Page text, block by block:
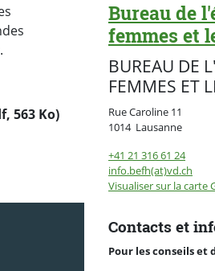
563 Ko)
Bureau de
femmes et
BUREAU DE
FEMMES ET
Rue Caroline 11
1014 LausanneSuisse
+41 21 316 61 24
info.befh(at)vd.ch
Visualiser sur la carte
Contacts et
Pour les conseils et